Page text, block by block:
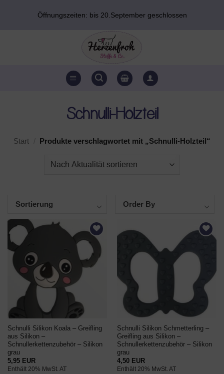
Öffnungszeiten: bis 20.September geschlossen
Schnulli-Holzteil
Start Produkte verschlagwortet mit „Schnulli-Holzteil“
Sortierung Order By
AUF DEN
WUNSCHZETTEL
Schnulli Silikon Koala – Greifling
aus Silikon –
Schnullerkettenzubehör – Silikon
grau
5,95 EUR
Enthält 20% MwSt. AT
AUF DEN
WUNSCHZETTEL
Schnulli Silikon Schmetterling –
Greifling aus Silikon –
Schnullerkettenzubehör – Silikon
grau
4,50 EUR
Enthält 20% MwSt. AT